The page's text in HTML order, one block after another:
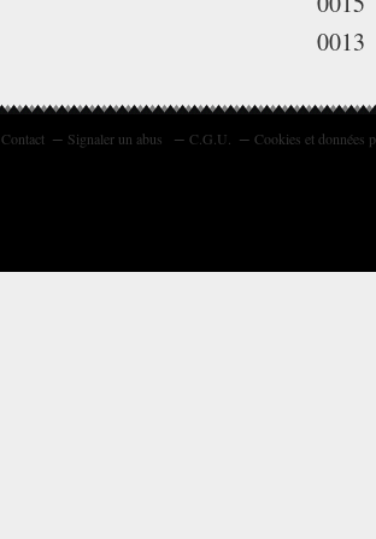
0013
Contact Signaler un abus C.G.U. Cookies et données